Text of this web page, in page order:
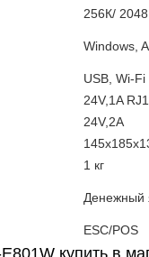
256К/
Windows,
USB, Wi-Fi
24V,1A
24V,2A
1 кг
Денежный
ESC/POS